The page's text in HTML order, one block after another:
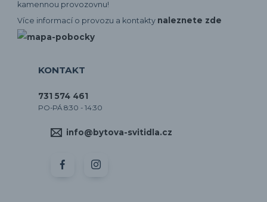
kamennou provozovnu!
Více informací o provozu a kontakty naleznete zde
KONTAKT
731 574 461
PO-PÁ 8:30 - 14:30
info@bytova-svitidla.cz